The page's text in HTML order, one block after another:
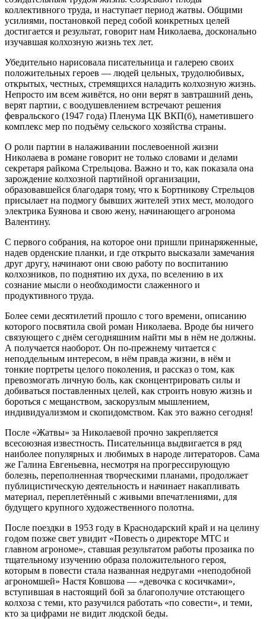
коллективного труда, и наступает период жатвы. Общими
усилиями, постановкой перед собой конкретных целей
достигается и результат, говорит нам Николаева, досконально
изучавшая колхозную жизнь тех лет.
Убедительно нарисовала писательница и галерею своих
положительных героев — людей цельных, трудолюбивых,
открытых, честных, стремящихся наладить колхозную жизнь.
Непросто им всем живётся, но они верят в завтрашний день,
верят партии, с воодушевлением встречают решения
февральского (1947 года) Пленума ЦК ВКП(б), наметившего
комплекс мер по подъёму сельского хозяйства страны.
О роли партии в налаживании послевоенной жизни
Николаева в романе говорит не только словами и делами
секретаря райкома Стрельцова. Важно и то, как показала она
зарождение колхозной партийной организации,
образовавшейся благодаря тому, что к Бортникову Стрельцов
присылает на подмогу бывших жителей этих мест, молодого
электрика Буянова и свою жену, начинающего агронома
Валентину.
С первого собрания, на которое они пришли принаряженные,
надев орденские планки, и где открыто высказали замечания
друг другу, начинают они свою работу по воспитанию
колхозников, по поднятию их духа, по вселению в их
сознание мысли о необходимости слаженного и
продуктивного труда.
Более семи десятилетий прошло с того времени, описанию
которого посвятила свой роман Николаева. Вроде бы ничего
связующего с днём сегодняшним найти мы в нём не должны.
А получается наоборот. Он по-прежнему читается с
неподдельным интересом, в нём правда жизни, в нём и
тонкие портреты целого поколения, и рассказ о том, как
превозмогать личную боль, как сконцентрировать силы и
добиваться поставленных целей, как строить новую жизнь и
бороться с мещанством, заскорузлым мышлением,
индивидуализмом и скопидомством. Как это важно сегодня!
После «Жатвы» за Николаевой прочно закрепляется
всесоюзная известность. Писательница выдвигается в ряд
наиболее популярных и любимых в народе литераторов. Сама
же Галина Евгеньевна, несмотря на прогрессирующую
болезнь, переполненная творческими планами, продолжает
публицистическую деятельность и начинает накапливать
материал, переплетённый с живыми впечатлениями, для
будущего крупного художественного полотна.
После поездки в 1953 году в Краснодарский край и на целину
годом позже свет увидит «Повесть о директоре МТС и
главном агрономе», ставшая результатом работы прозаика по
тщательному изучению образа положительного героя,
которым в повести стала названная недругами «неподобной
агрономшей» Настя Ковшова — «девочка с косичками»,
вступившая в настоящий бой за благополучие отстающего
колхоза с теми, кто разучился работать «по совести», и теми,
кто за цифрами не видит людской беды.